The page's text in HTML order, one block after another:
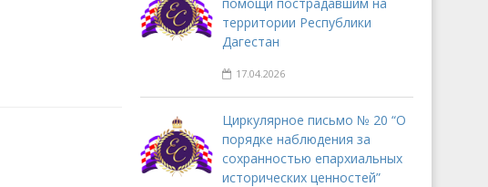
территории Республики
Дагестан
17.04.2026
Циркулярное письмо № 20 “О
порядке наблюдения за
сохранностью епархиальных
исторических ценностей”